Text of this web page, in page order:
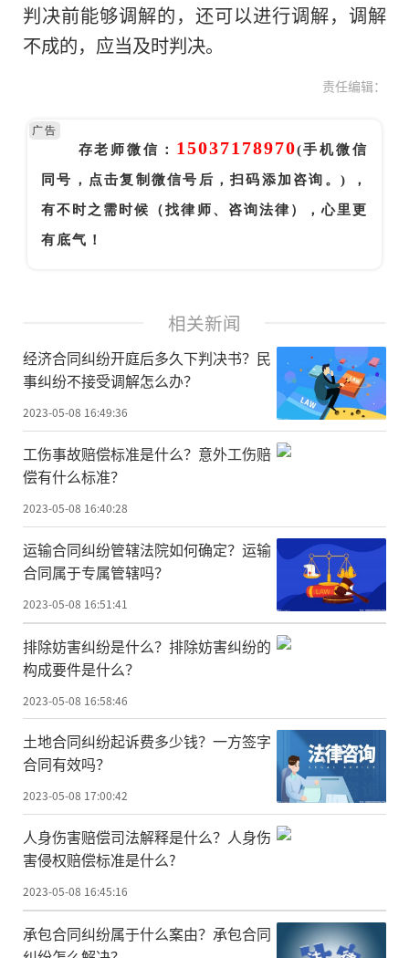
判决前能够调解的，还可以进行调解，调解
不成的，应当及时判决。
责任编辑：
存老师微信： 15037178970(手机微信
同号，点击复制微信号后，扫码添加咨询。) ，
有不时之需时候（找律师、咨询法律），心里更
有底气！
广告
相关新闻
经济合同纠纷开庭后多久下判决书？民
事纠纷不接受调解怎么办？
2023-05-08 16:49:36
工伤事故赔偿标准是什么？意外工伤赔
偿有什么标准？
2023-05-08 16:40:28
运输合同纠纷管辖法院如何确定？运输
合同属于专属管辖吗？
2023-05-08 16:51:41
排除妨害纠纷是什么？排除妨害纠纷的
构成要件是什么？
2023-05-08 16:58:46
土地合同纠纷起诉费多少钱？一方签字
合同有效吗？
2023-05-08 17:00:42
人身伤害赔偿司法解释是什么？人身伤
害侵权赔偿标准是什么?
2023-05-08 16:45:16
承包合同纠纷属于什么案由？承包合同